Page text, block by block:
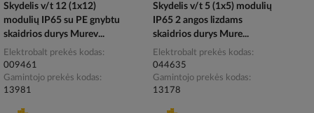
Skydelis v/t 12 (1x12)
modulių IP65 su PE gnybtu
skaidrios durys Murev...
Elektrobalt prekės kodas
009461
Gamintojo prekės kodas
13981
Skydelis v/t 5 (1x5) modulių
IP65 2 angos lizdams
skaidrios durys Mure...
Elektrobalt prekės kodas
044635
Gamintojo prekės kodas
13178